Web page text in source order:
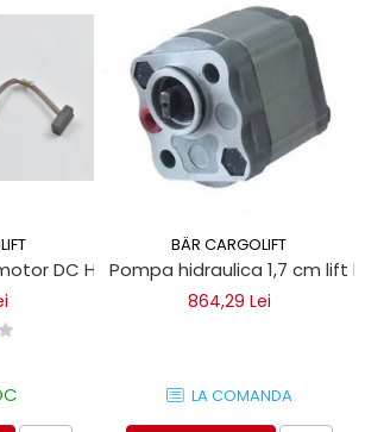
DC Haldex Concentric 12MG32THE
BÄR CARGOLIFT
Pompa hidraulica 1,7 cm lift
864,29 Lei
LA COMANDA